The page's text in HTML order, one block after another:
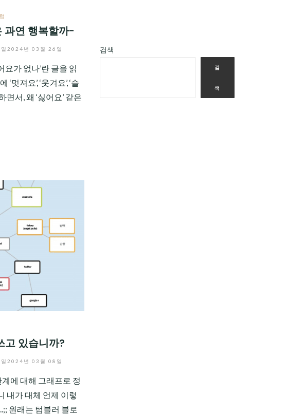
과연 행복할까-
2024년 03월 26일
요가 없나’란 글을 읽
멋져요’, ‘웃겨요’, ‘슬
면서, 왜 ‘싫어요’ 같은
고 있습니까?
2024년 03월 08일
에 대해 그래프로 정
내가 대체 언제 이렇
원래는 텀블러 블로
검색
검
색